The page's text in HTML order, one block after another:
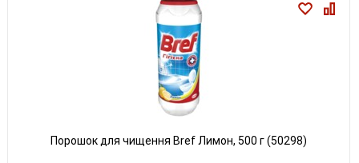
Порошок для чищення Bref Лимон, 500 г (50298)